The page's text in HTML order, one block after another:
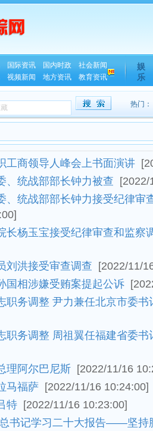
国际资讯 国内时政
社会新闻
视频新闻 地方资讯 教育资讯
娱
乐
热门：
工商领导人峰会上书面演讲
、统战部部长钟力被查 [2022/
、统战部部长钟力接受纪律审
长杨玉宝接受纪律审查和监察
刘洪接受审查调查 [2022/11/
国相涉嫌受贿案提起公诉
职务调整 尹力兼任北京市委书
职务调整 周祖翼任福建省委书
理阿尔巴尼斯 [2022/11/16
马福萨 [2022/11/16 10:24:00]
特 [2022/11/16 10:23:00]
书记学习二十大报告——坚持